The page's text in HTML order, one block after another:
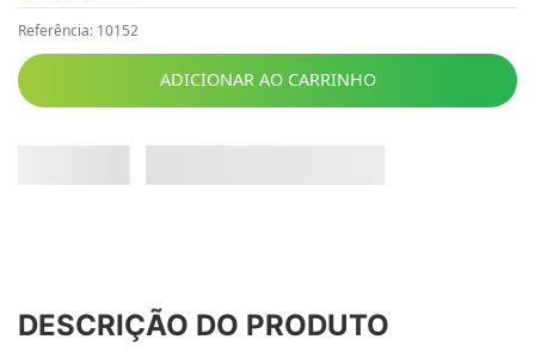
Referência: 10152
ADICIONAR AO CARRINHO
DESCRIÇÃO DO PRODUTO